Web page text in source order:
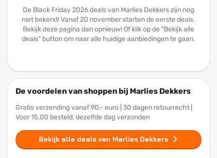
De Black Friday 2026 deals van Marlies Dekkers zijn nog
niet bekend! Vanaf 20 november starten de eerste deals.
Bekijk deze pagina dan opnieuw! Of klik op de "Bekijk alle
deals" button om naar alle huidige aanbiedingen te gaan.
De voordelen van shoppen bij Marlies Dekkers
Gratis verzending vanaf 90,- euro | 30 dagen retourrecht |
Voor 15.00 besteld, dezelfde dag verzonden
Bekijk alle deals van Marlies Dekkers